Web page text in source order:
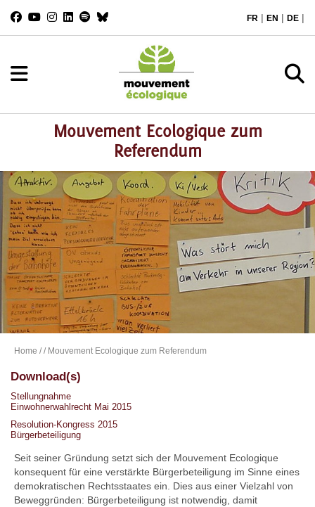
FR | EN | DE |
Mouvement Ecologique zum
Referendum
Home // Mouvement Ecologique zum Referendum
Download(s)
Stellungnahme
Einwohnerwahlrecht Mai 2015
Resolution-Kongress 2015
Bürgerbeteiligung
Seit seiner Gründung setzt sich der Mouvement Ecologique
konsequent für eine verstärkte Bürgerbeteiligung im Sinne eines
demokratischen Rechtsstaates ein. Dies aus einer Vielzahl von
Beweggründen: Bürgerbeteiligung ist notwendig, damit